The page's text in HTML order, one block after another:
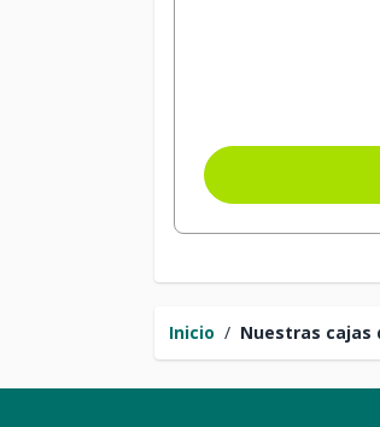
Inicio / Nuestras cajas